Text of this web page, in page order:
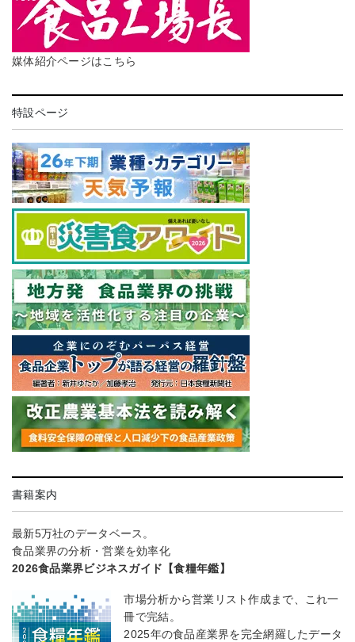
媒体紹介ページはこちら
特設ページ
書籍案内
最新5万社のデータベース。
食品業界の分析・営業を効率化
2026食品業界ビジネスガイド【食糧年鑑】
市場分析から営業リスト作成まで、これ一
冊で完結。
2025年の食品産業界を完全網羅したデータ